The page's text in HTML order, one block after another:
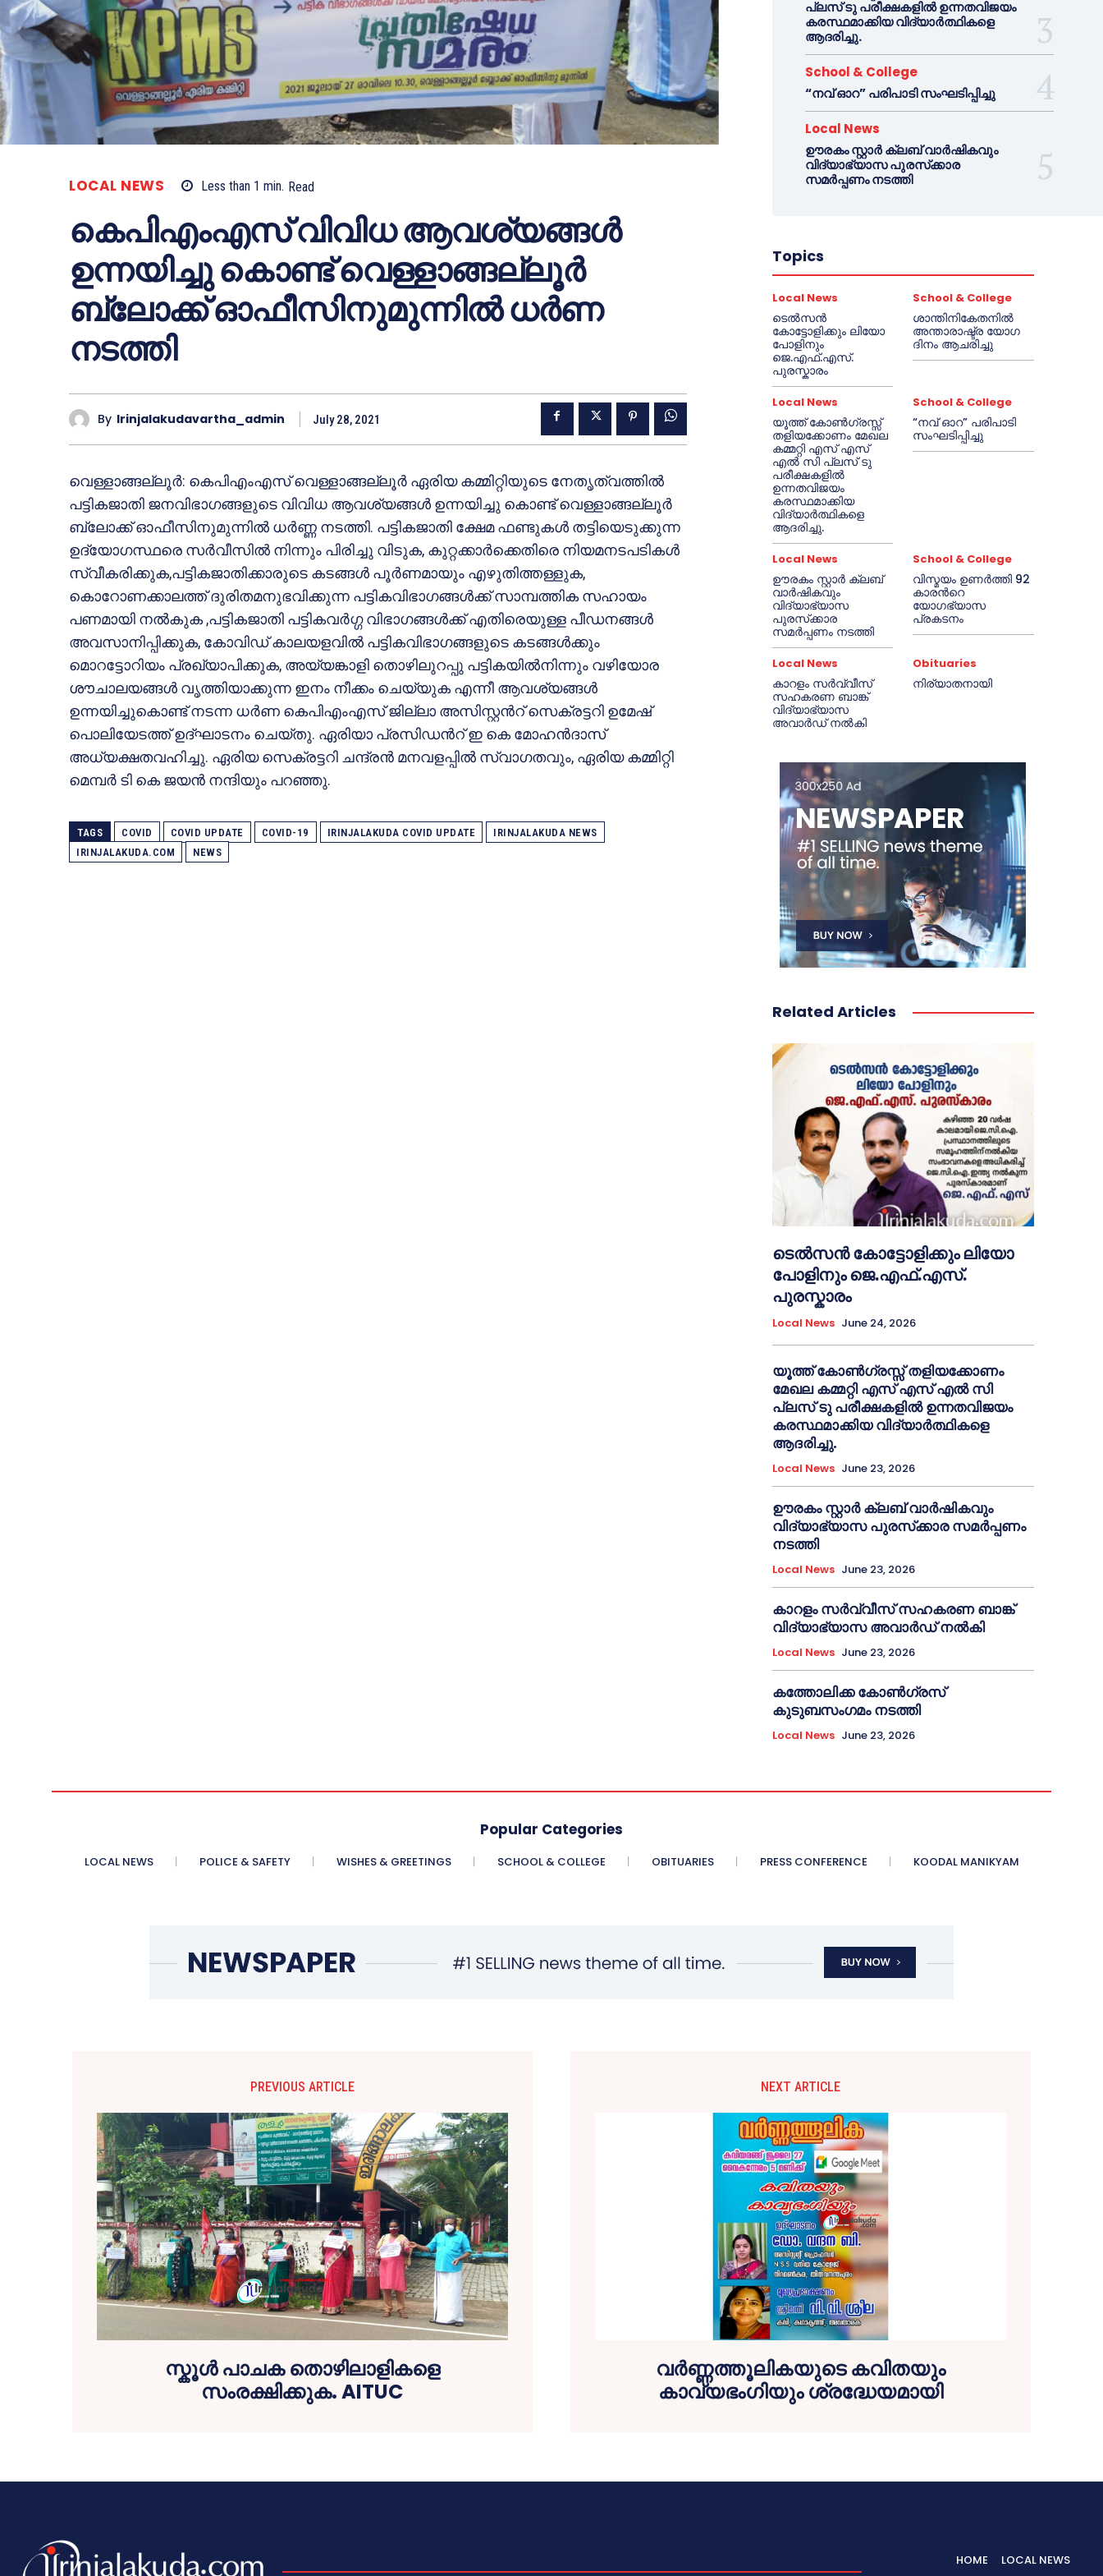
LOCAL NEWS Less than 1 min. Read
കെപിഎംഎസ് വിവിധ ആവശ്യങ്ങൾ
ഉന്നയിച്ചു കൊണ്ട് വെള്ളാങ്ങല്ലൂർ
ബ്ലോക്ക് ഓഫീസിനുമുന്നിൽ ധർണ
നടത്തി
By Irinjalakudavartha_admin July 28, 2021
വെള്ളാങ്ങല്ലൂർ: കെപിഎംഎസ് വെള്ളാങ്ങല്ലൂർ ഏരിയ കമ്മിറ്റിയുടെ നേതൃത്വത്തിൽ
പട്ടികജാതി ജനവിഭാഗങ്ങളുടെ വിവിധ ആവശ്യങ്ങൾ ഉന്നയിച്ചു കൊണ്ട് വെള്ളാങ്ങല്ലൂർ
ബ്ലോക്ക് ഓഫീസിനുമുന്നിൽ ധർണ്ണ നടത്തി. പട്ടികജാതി ക്ഷേമ ഫണ്ടുകൾ തട്ടിയെടുക്കുന്ന
ഉദ്യോഗസ്ഥരെ സർവീസിൽ നിന്നും പിരിച്ചു വിടുക, കുറ്റക്കാർക്കെതിരെ നിയമനടപടികൾ
സ്വീകരിക്കുക,പട്ടികജാതിക്കാരുടെ കടങ്ങൾ പൂർണമായും എഴുതിത്തള്ളുക,
കൊറോണക്കാലത്ത് ദുരിതമനുഭവിക്കുന്ന പട്ടികവിഭാഗങ്ങൾക്ക് സാമ്പത്തിക സഹായം
പണമായി നൽകുക ,പട്ടികജാതി പട്ടികവർഗ്ഗ വിഭാഗങ്ങൾക്ക് എതിരെയുള്ള പീഡനങ്ങൾ
അവസാനിപ്പിക്കുക, കോവിഡ് കാലയളവിൽ പട്ടികവിഭാഗങ്ങളുടെ കടങ്ങൾക്കും
മൊറട്ടോറിയം പ്രഖ്യാപിക്കുക, അയ്യങ്കാളി തൊഴിലുറപ്പു പട്ടികയിൽനിന്നും വഴിയോര
ശൗചാലയങ്ങൾ വൃത്തിയാക്കുന്ന ഇനം നീക്കം ചെയ്യുക എന്നീ ആവശ്യങ്ങൾ
ഉന്നയിച്ചുകൊണ്ട് നടന്ന ധർണ കെപിഎംഎസ് ജില്ലാ അസിസ്റ്റൻറ് സെക്രട്ടറി ഉമേഷ്
പൊലിയേടത്ത് ഉദ്ഘാടനം ചെയ്തു. ഏരിയാ പ്രസിഡൻറ് ഇ കെ മോഹൻദാസ്
അധ്യക്ഷതവഹിച്ചു. ഏരിയ സെക്രട്ടറി ചന്ദ്രൻ മനവളപ്പിൽ സ്വാഗതവും, ഏരിയ കമ്മിറ്റി
മെമ്പർ ടി കെ ജയൻ നന്ദിയും പറഞ്ഞു.
TAGS COVID COVID UPDATE COVID-19 IRINJALAKUDA COVID UPDATE
IRINJALAKUDA NEWS
IRINJALAKUDA.COM
NEWS
പ്ലസ് ടു പരീക്ഷകളിൽ ഉന്നതവിജയം
കരസ്ഥമാക്കിയ വിദ്യാർത്ഥികളെ
ആദരിച്ചു.
School & College
“നവ് ഓറ” പരിപാടി സംഘടിപ്പിച്ചു
Local News
ഊരകം സ്റ്റാർ ക്ലബ് വാർഷികവും
വിദ്യാഭ്യാസ പുരസ്‌ക്കാര
സമർപ്പണം നടത്തി
Topics
Local News
ടെൽസൻ
കോട്ടോളിക്കും ലിയോ
പോളിനും
ജെ.എഫ്.എസ്.
പുരസ്കാരം
School & College
ശാന്തിനികേതനിൽ
അന്താരാഷ്ട്ര യോഗ
ദിനം ആചരിച്ചു
Local News
യൂത്ത് കോൺഗ്രസ്സ്
തളിയക്കോണം മേഖല
കമ്മറ്റി എസ് എസ്
എൽ സി പ്ലസ് ടു
പരീക്ഷകളിൽ
ഉന്നതവിജയം
കരസ്ഥമാക്കിയ
വിദ്യാർത്ഥികളെ
ആദരിച്ചു.
School & College
“നവ് ഓറ” പരിപാടി
സംഘടിപ്പിച്ചു
Local News
ഊരകം സ്റ്റാർ ക്ലബ്
വാർഷികവും
വിദ്യാഭ്യാസ
പുരസ്‌ക്കാര
സമർപ്പണം നടത്തി
School & College
വിസ്മയം ഉണർത്തി 92
കാരൻറെ
യോഗഭ്യാസ
പ്രകടനം
Local News
കാറളം സർവ്വീസ്
സഹകരണ ബാങ്ക്
വിദ്യാഭ്യാസ
അവാർഡ് നൽകി
Obituaries
നിര്യാതനായി
Related Articles
ടെൽസൻ കോട്ടോളിക്കും ലിയോ
പോളിനും ജെ.എഫ്.എസ്.
പുരസ്കാരം
Local News June 24, 2026
യൂത്ത് കോൺഗ്രസ്സ് തളിയക്കോണം
മേഖല കമ്മറ്റി എസ് എസ് എൽ സി
പ്ലസ് ടു പരീക്ഷകളിൽ ഉന്നതവിജയം
കരസ്ഥമാക്കിയ വിദ്യാർത്ഥികളെ
ആദരിച്ചു.
Local News June 23, 2026
ഊരകം സ്റ്റാർ ക്ലബ് വാർഷികവും
വിദ്യാഭ്യാസ പുരസ്‌ക്കാര സമർപ്പണം
നടത്തി
Local News June 23, 2026
കാറളം സർവ്വീസ് സഹകരണ ബാങ്ക്
വിദ്യാഭ്യാസ അവാർഡ് നൽകി
Local News June 23, 2026
കത്തോലിക്ക കോൺഗ്രസ്
കുടുബസംഗമം നടത്തി
Local News June 23, 2026
Popular Categories
LOCAL NEWS POLICE & SAFETY WISHES & GREETINGS SCHOOL & COLLEGE OBITUARIES PRESS CONFERENCE KOODAL MANIKYAM
PREVIOUS ARTICLE
സ്കൂൾ പാചക തൊഴിലാളികളെ
സംരക്ഷിക്കുക. AITUC
NEXT ARTICLE
വർണ്ണത്തൂലികയുടെ കവിതയും
കാവ്യഭംഗിയും ശ്രദ്ധേയമായി
HOME
LOCAL NEWS